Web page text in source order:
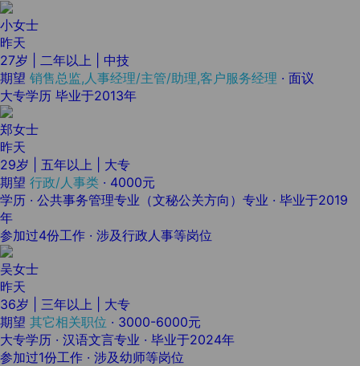
小女士
昨天
27岁 | 二年以上 | 中技
期望 销售总监,人事经理/主管/助理,客户服务经理 · 面议
大专学历 毕业于2013年
郑女士
昨天
29岁 | 五年以上 | 大专
期望 行政/人事类 · 4000元
学历 · 公共事务管理专业（文秘公关方向）专业 · 毕业于2019
年
参加过4份工作 · 涉及行政人事等岗位
吴女士
昨天
36岁 | 三年以上 | 大专
期望 其它相关职位 · 3000-6000元
大专学历 · 汉语文言专业 · 毕业于2024年
参加过1份工作 · 涉及幼师等岗位